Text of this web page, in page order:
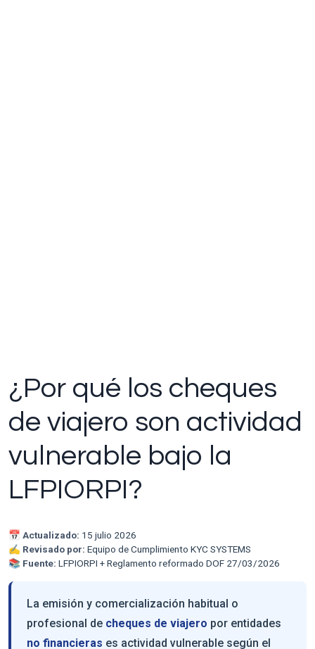
¿Por qué los cheques
de viajero son actividad
vulnerable bajo la
LFPIORPI?
📅 Actualizado: 15 julio 2026
✍️ Revisado por: Equipo de Cumplimiento KYC SYSTEMS
📚 Fuente: LFPIORPI + Reglamento reformado DOF 27/03/2026
La emisión y comercialización habitual o
profesional de cheques de viajero por entidades
no financieras es actividad vulnerable según el